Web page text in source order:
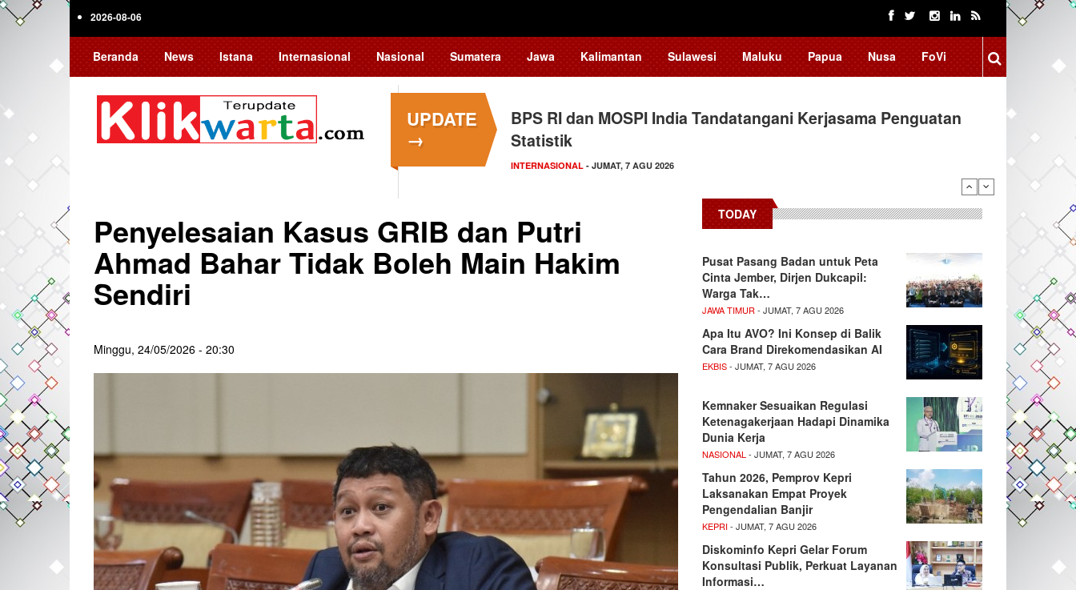
Skip
2026-08-06
Beranda News Istana Internasional Nasional Sumatera Jawa Kalimantan Sulawesi Maluku Papua Nusa FoVi
UPDATE
→
BPS RI dan MOSPI India Tandatangani Kerjasama Penguatan
Statistik
INTERNASIONAL - JUMAT, 7 AGU 2026
Kapolsek Kedungkandang Klarifikasi Isu "Tangkap Lepas",…
Penyelesaian Kasus GRIB dan Putri
Ahmad Bahar Tidak Boleh Main Hakim
Sendiri
Minggu, 24/05/2026 - 20:30
TODAY
Pusat Pasang Badan untuk Peta
Cinta Jember, Dirjen Dukcapil:
Warga Tak…
JAWA TIMUR - JUMAT, 7 AGU 2026
Apa Itu AVO? Ini Konsep di Balik
Cara Brand Direkomendasikan AI
EKBIS- JUMAT, 7 AGU 2026
Kemnaker Sesuaikan Regulasi
Ketenagakerjaan Hadapi Dinamika
Dunia Kerja
NASIONAL - JUMAT, 7 AGU 2026
Tahun 2026, Pemprov Kepri
Laksanakan Empat Proyek
Pengendalian Banjir
KEPRI- JUMAT, 7 AGU 2026
Diskominfo Kepri Gelar Forum
Konsultasi Publik, Perkuat Layanan
Informasi…